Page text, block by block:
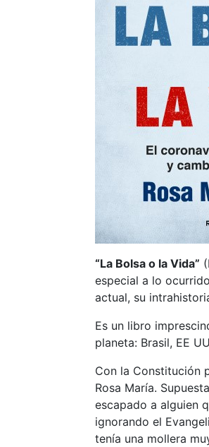
“La Bolsa o la Vida”
especial a lo
actual, su
Es un libro
planeta: Brasil, EE
Con la Constitución
Rosa María.
escapado a alguien
ignorando el
tenía una mollera